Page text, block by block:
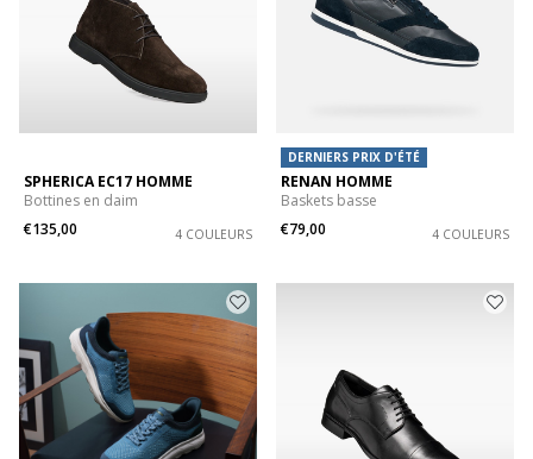
SPHERICA EC17 HOMME
Bottines en daim
€135,00
4 COULEURS
DERNIERS PRIX D'ÉTÉ
RENAN HOMME
Baskets basse
€79,00
4 COULEURS